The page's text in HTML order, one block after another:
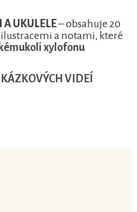
UKULELE– obsahuje 20
a notami, které
xylofonu
VIDEÍ